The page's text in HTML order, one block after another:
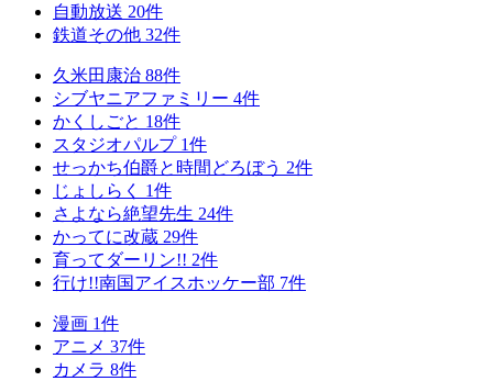
自動放送 20件
鉄道その他 32件
久米田康治 88件
シブヤニアファミリー 4件
かくしごと 18件
スタジオパルプ 1件
せっかち伯爵と時間どろぼう 2件
じょしらく 1件
さよなら絶望先生 24件
かってに改蔵 29件
育ってダーリン!! 2件
行け!!南国アイスホッケー部 7件
漫画 1件
アニメ 37件
カメラ 8件